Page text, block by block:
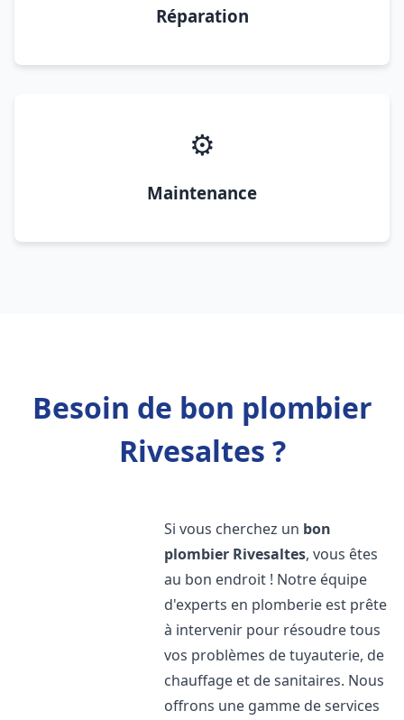
Réparation
⚙️
Maintenance
Besoin de bon plombier
Rivesaltes ?
Si vous cherchez un bon
plombier Rivesaltes, vous êtes
au bon endroit ! Notre équipe
d'experts en plomberie est prête
à intervenir pour résoudre tous
vos problèmes de tuyauterie, de
chauffage et de sanitaires. Nous
offrons une gamme de services